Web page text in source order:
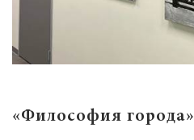
«Философия города»